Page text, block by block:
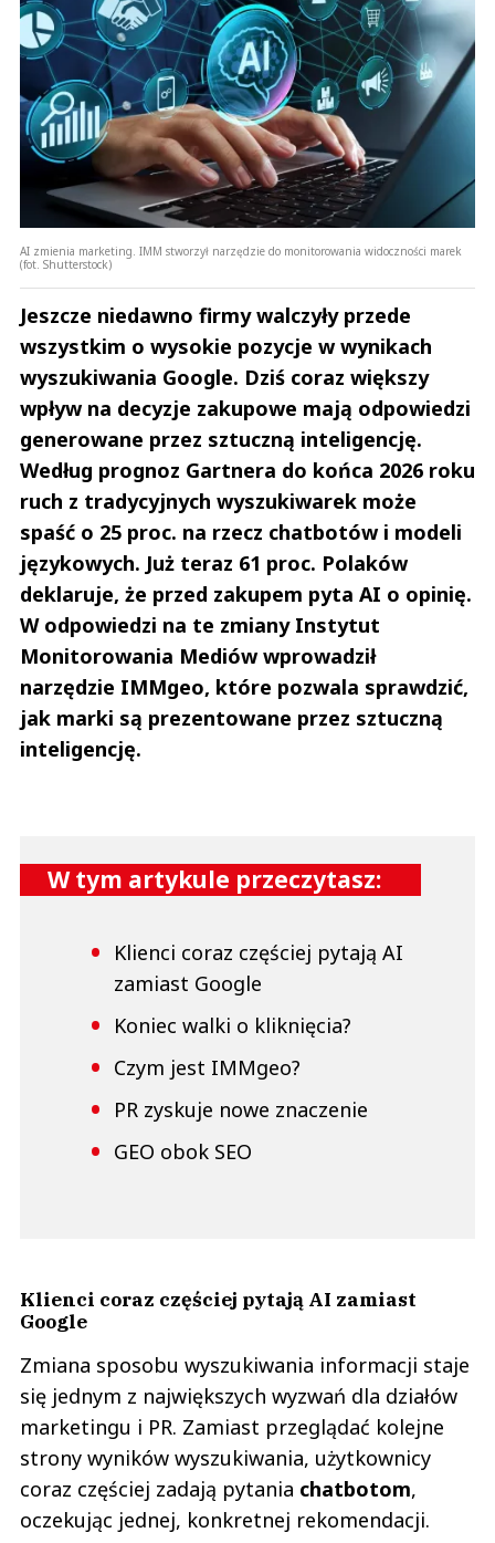
AI zmienia marketing. IMM stworzył narzędzie do monitorowania widoczności marek
(fot. Shutterstock)
Jeszcze niedawno firmy walczyły przede
wszystkim o wysokie pozycje w wynikach
wyszukiwania Google. Dziś coraz większy
wpływ na decyzje zakupowe mają odpowiedzi
generowane przez sztuczną inteligencję.
Według prognoz Gartnera do końca 2026 roku
ruch z tradycyjnych wyszukiwarek może
spaść o 25 proc. na rzecz chatbotów i modeli
językowych. Już teraz 61 proc. Polaków
deklaruje, że przed zakupem pyta AI o opinię.
W odpowiedzi na te zmiany Instytut
Monitorowania Mediów wprowadził
narzędzie IMMgeo, które pozwala sprawdzić,
jak marki są prezentowane przez sztuczną
inteligencję.
W tym artykule przeczytasz:
Klienci coraz częściej pytają AI
zamiast Google
Koniec walki o kliknięcia?
Czym jest IMMgeo?
PR zyskuje nowe znaczenie
GEO obok SEO
Klienci coraz częściej pytają AI zamiast
Google
Zmiana sposobu wyszukiwania informacji staje
się jednym z największych wyzwań dla działów
marketingu i PR. Zamiast przeglądać kolejne
strony wyników wyszukiwania, użytkownicy
coraz częściej zadają pytania chatbotom,
oczekując jednej, konkretnej rekomendacji.